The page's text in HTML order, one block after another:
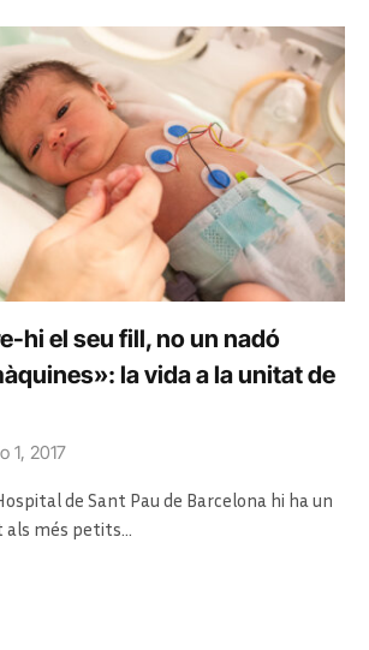
hi el seu fill, no un nadó
la vida a la unitat de
1, 2017
de Sant Pau de Barcelona hi ha un
als més petits…